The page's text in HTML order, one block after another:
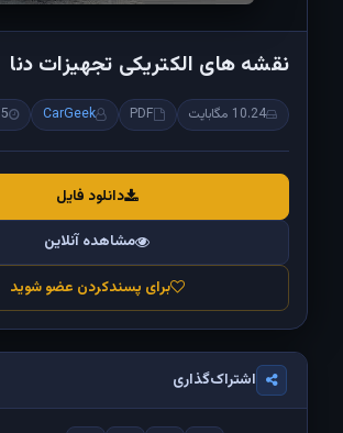
نقشه های الکتریکی تجهیزات دنا
10.24 مگابایت PDF
CarGeek 5 سال پیش
دانلود فایل
مشاهده آنلاین
برای پسندکردن عضو شوید
اشتراک‌گذاری